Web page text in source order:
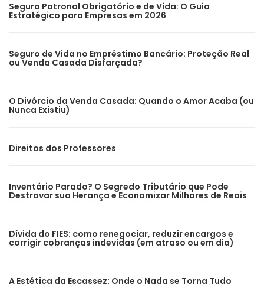
Seguro Patronal Obrigatório e de Vida: O Guia
Estratégico para Empresas em 2026
Seguro de Vida no Empréstimo Bancário: Proteção Real
ou Venda Casada Disfarçada?
O Divórcio da Venda Casada: Quando o Amor Acaba (ou
Nunca Existiu)
Direitos dos Professores
Inventário Parado? O Segredo Tributário que Pode
Destravar sua Herança e Economizar Milhares de Reais
Dívida do FIES: como renegociar, reduzir encargos e
corrigir cobranças indevidas (em atraso ou em dia)
A Estética da Escassez: Onde o Nada se Torna Tudo